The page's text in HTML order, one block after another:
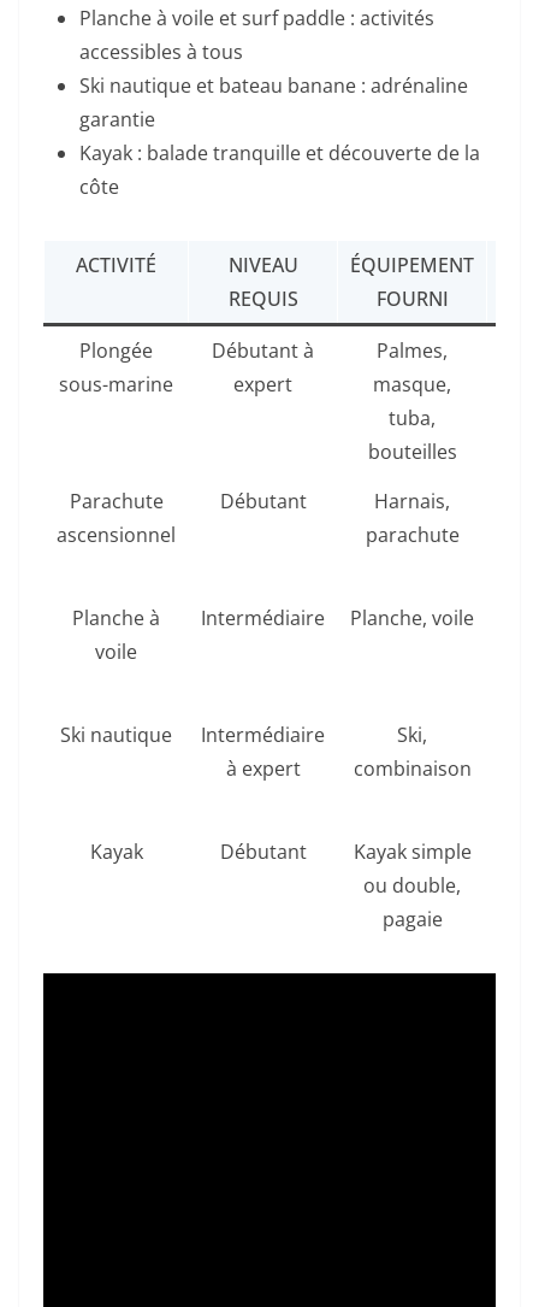
Planche à voile et surf paddle : activités
accessibles à tous
Ski nautique et bateau banane : adrénaline
garantie
Kayak : balade tranquille et découverte de la
côte
ACTIVITÉ
NIVEAU
REQUIS
ÉQUIPEMENT
FOURNI
Plongée
sous-marine
Débutant à
expert
Palmes,
masque,
tuba,
bouteilles
Parachute
ascensionnel
Débutant
Harnais,
parachute
Planche à
voile
Intermédiaire Planche, voile
Ski nautique
Intermédiaire
à expert
Ski,
combinaison
Kayak
Débutant
Kayak simple
ou double,
pagaie